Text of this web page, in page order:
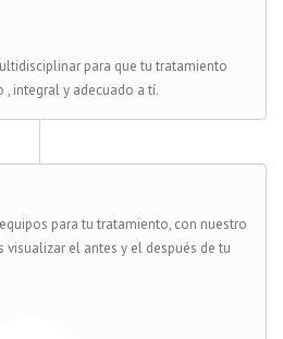
para que tu tratamiento
integral y adecuado a tí.
para tu tratamiento, con nuestro
el antes y el después de tu